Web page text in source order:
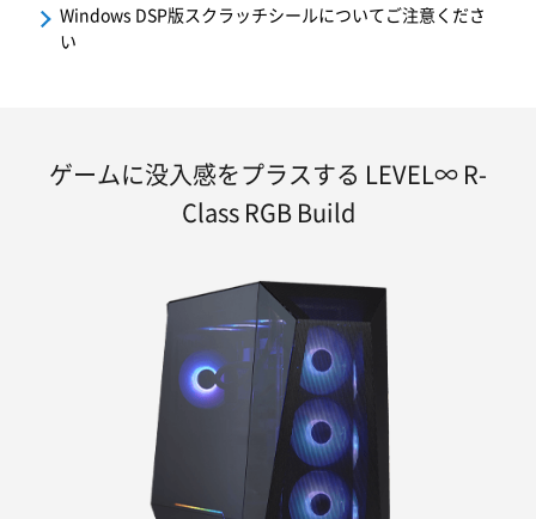
Windows DSP版スクラッチシールについてご注意くださ
い
ゲームに没入感をプラスする LEVEL∞ R-
Class RGB Build